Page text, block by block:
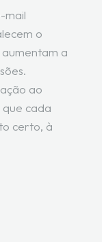
mail
o
a
ao
cada
certo, à